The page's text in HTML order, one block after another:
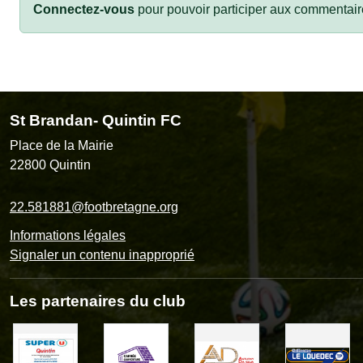
Connectez-vous pour pouvoir participer aux
St Brandan- Quintin FC
Place de la Mairie
22800 Quintin
22.581881@footbretagne.org
Informations légales
Signaler un contenu inapproprié
Les partenaires du club